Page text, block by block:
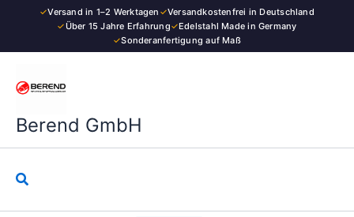
✓Versand in 1–2 Werktagen ✓Versandkostenfrei in Deutschland
✓Über 15 Jahre Erfahrung✓Edelstahl Made in Germany
✓Sonderanfertigung auf Maß
Berend GmbH
Suchen